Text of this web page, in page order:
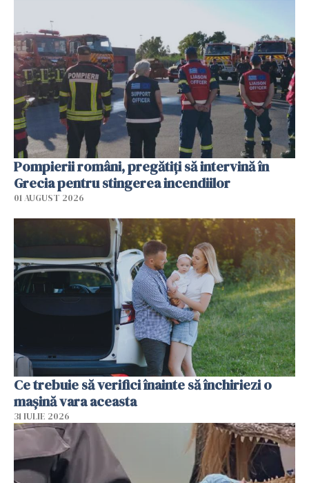
Pompierii români, pregătiţi să intervină în
Grecia pentru stingerea incendiilor
01 AUGUST 2026
Ce trebuie să verifici înainte să închiriezi o
mașină vara aceasta
31 IULIE 2026